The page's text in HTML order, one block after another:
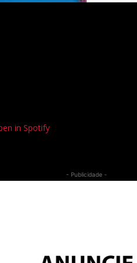
in Spotify
- Publicidade -